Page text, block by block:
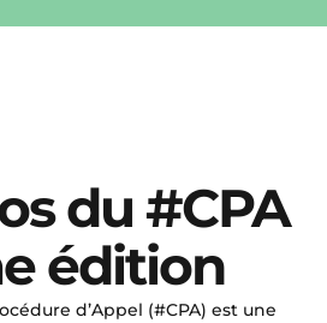
du #CPA
édition
d’Appel (#CPA) est une